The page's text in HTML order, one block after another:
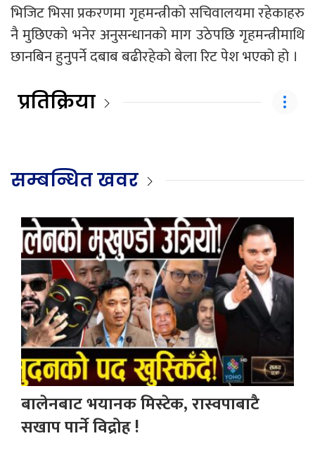
भिजिट भिसा प्रकरणमा गृहमन्त्रीको सचिवालयमा रहेकाहरु
नै मुछिएको भनेर अनुसन्धानको माग उठेपछि गृहमन्त्रीमाथि
छानबिन हुनुपर्ने दबाब बढीरहेको बेला रिट पेश भएको हो ।
प्रतिक्रिया
सम्बन्धित खवर
बालेनबाट भयानक मिस्टेक, रास्वपाबाटै
सखाप पार्ने विद्रोह !